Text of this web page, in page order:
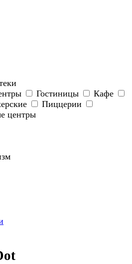
Гостиницы
Кафе
Пиццерии
центры